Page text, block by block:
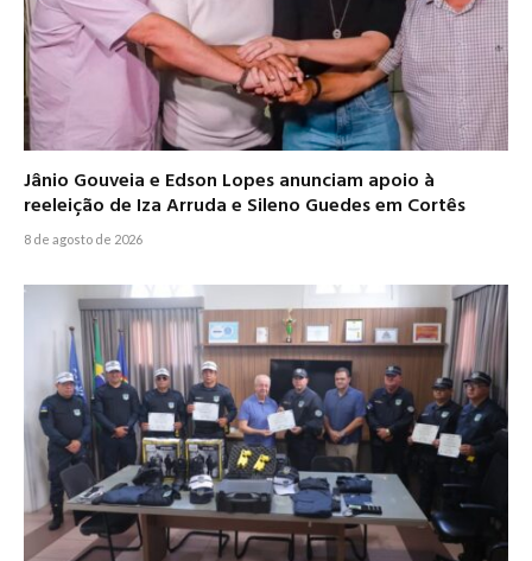
Jânio Gouveia e Edson Lopes anunciam apoio à
reeleição de Iza Arruda e Sileno Guedes em Cortês
8 de agosto de 2026